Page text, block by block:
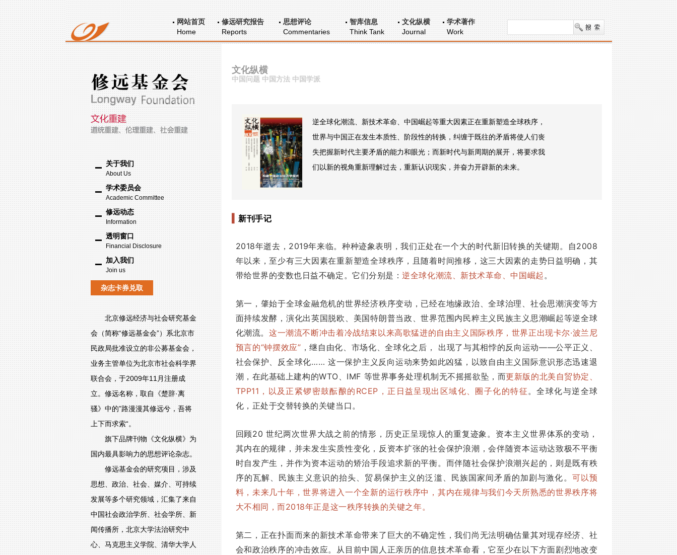
网站首页
Home
修远研究报告
Reports
思想评论
Commentaries
智库信息
Think Tank
文化纵横
Journal
学术著作
Work
关于我们
About Us
学术委员会
Academic Committee
修远动态
Information
透明窗口
Financial Disclosure
加入我们
Join us
杂志卡券兑取
北京修远经济与社会研究基金
会（简称“修远基金会”）系北京市
民政局批准设立的非公募基金会，
业务主管单位为北京市社会科学界
联合会，于2009年11月注册成
立。修远名称，取自《楚辞·离
骚》中的”路漫漫其修远兮，吾将
上下而求索“。
旗下品牌刊物《文化纵横》为
国内最具影响力的思想评论杂志。
修远基金会的研究项目，涉及
思想、政治、社会、媒介、可持续
发展等多个研究领域，汇集了来自
中国社会政治学所、社会学所、新
闻传播所，北京大学法治研究中
心、马克思主义学院、清华大学人
文化纵横
中国问题 中国方法 中国学派
逆全球化潮流、新技术革命、中国崛起等重大因素正在重新塑造全球秩序，
世界与中国正在发生本质性、阶段性的转换，纠缠于既往的矛盾将使人们丧
失把握新时代主要矛盾的能力和眼光；而新时代与新周期的展开，将要求我
们以新的视角重新理解过去，重新认识现实，并奋力开辟新的未来。
▍新刊手记
2018年逝去，2019年来临。种种迹象表明，我们正处在一个大的时代新旧转换的关键期。自2008
年以来，至少有三大因素在重新塑造全球秩序，且随着时间推移，这三大因素的走势日益明确，其
带给世界的变数也日益不确定。它们分别是：逆全球化潮流、新技术革命、中国崛起。
第一，肇始于全球金融危机的世界经济秩序变动，已经在地缘政治、全球治理、社会思潮演变等方
面持续发酵，演化出英国脱欧、美国特朗普当政、世界范围内民粹主义民族主义思潮崛起等逆全球
化潮流。 这一潮流不断冲击着冷战结束以来高歌猛进的自由主义国际秩序，世界正出现卡尔·波兰尼
预言的“钟摆效应” ，继自由化、市场化、全球化之后， 出现了与其相悖的反向运动——公平正义、
社会保护、反全球化…… 这一保护主义反向运动来势如此凶猛，以致自由主义国际意识形态迅速退
潮，在此基础上建构的WTO、IMF 等世界事务处理机制无不摇摇欲坠，而更新版的北美自贸协定、
TPP11，以及正紧锣密鼓酝酿的RCEP，正日益呈现出区域化、圈子化的特征。全球化与逆全球
化，正处于交替转换的关键当口。
回顾20 世纪两次世界大战之前的情形，历史正呈现惊人的重复迹象。资本主义世界体系的变动，
其内在的规律，并未发生实质性变化，反资本扩张的社会保护浪潮，会伴随资本运动达致极不平衡
时自发产生，并作为资本运动的矫治手段追求新的平衡。而伴随社会保护浪潮兴起的，则是既有秩
序的瓦解、民族主义意识的抬头、贸易保护主义的泛滥、民族国家间矛盾的加剧与激化。 可以预
料，未来几十年，世界将进入一个全新的运行秩序中，其内在规律与我们今天所熟悉的世界秩序将
大不相同，而2018年正是这一秩序转换的关键之年。
第二，正在扑面而来的新技术革命带来了巨大的不确定性，我们尚无法明确估量其对现存经济、社
会和政治秩序的冲击效应。从目前中国人正亲历的信息技术革命看，它至少在以下方面剧烈地改变